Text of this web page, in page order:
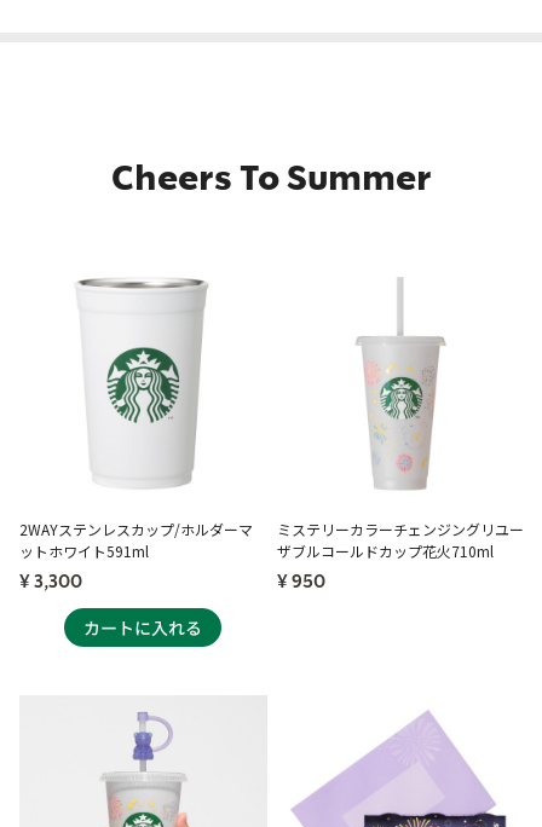
Cheers To Summer
2WAYステンレスカップ/ホルダーマ
ットホワイト591ml
¥ 3,300
ミステリーカラーチェンジングリユー
ザブルコールドカップ花火710ml
¥ 950